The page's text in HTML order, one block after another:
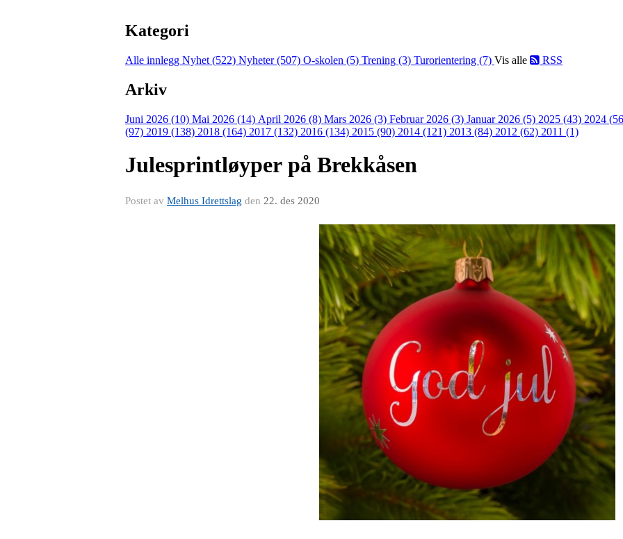
Kategori
Alle innlegg Nyhet (522) Nyheter (507) O-skolen (5) Trening (3) Turorientering (7) Vis alle RSS
Arkiv
Juni 2026 (10) Mai 2026 (14) April 2026 (8) Mars 2026 (3) Februar 2026 (3) Januar 2026 (5) 2025 (43) 2024
(97) 2019 (138) 2018 (164) 2017 (132) 2016 (134) 2015 (90) 2014 (121) 2013 (84) 2012 (62) 2011 (1)
Julesprintløyper på Brekkåsen
Postet av Melhus Idrettslag den 22. des 2020